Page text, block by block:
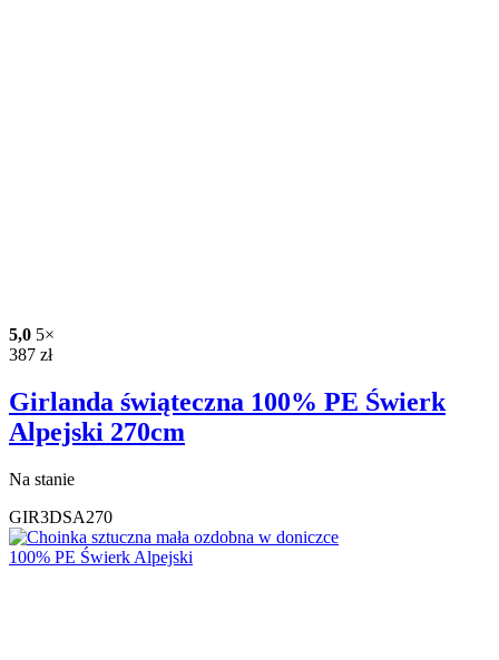
5,0 5×
387 zł
Girlanda świąteczna 100% PE Świerk
Alpejski 270cm
Na stanie
GIR3DSA270